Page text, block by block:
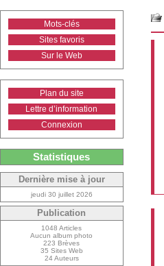
Mots-clés
Sites favoris
Sur le Web
Plan du site
Lettre d’information
Connexion
Statistiques
Dernière mise à jour
jeudi 30 juillet 2026
Publication
1048 Articles
Aucun album photo
223 Brèves
35 Sites Web
24 Auteurs